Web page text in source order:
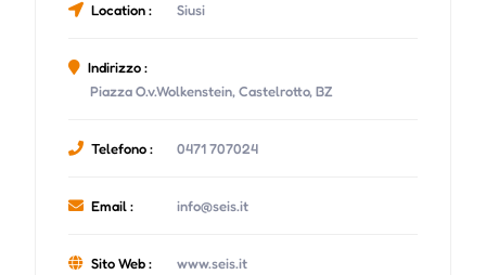
Location : Siusi
Indirizzo :
Piazza O.v.Wolkenstein, Castelrotto, BZ
Telefono : 0471 707024
Email : info@seis.it
Sito Web : www.seis.it